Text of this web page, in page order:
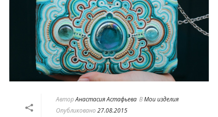
АвторАнастасия Астафьева ВМои изделия
Опубликовано 27.08.2015